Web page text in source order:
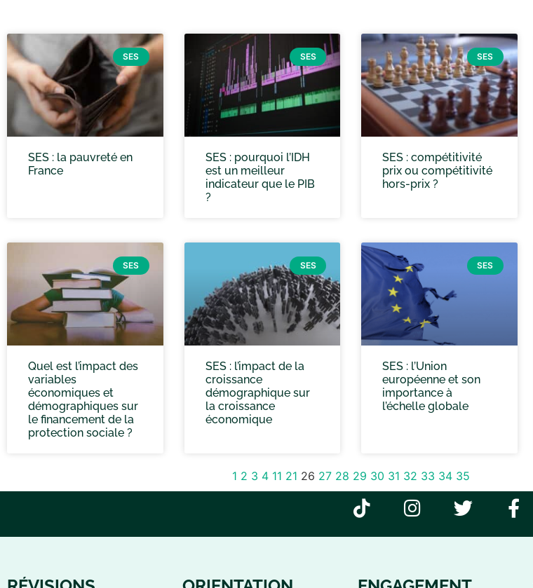
SES
SES : la pauvreté en
France
SES
SES : pourquoi l’IDH
est un meilleur
indicateur que le PIB
?
SES
SES : compétitivité
prix ou compétitivité
hors-prix ?
SES
Quel est l’impact des
variables
économiques et
démographiques sur
le financement de la
protection sociale ?
SES
SES : l’impact de la
croissance
démographique sur
la croissance
économique
SES
SES : l’Union
européenne et son
importance à
l’échelle globale
1 2 3 4 11 21 26 27 28 29 30 31 32 33 34 35